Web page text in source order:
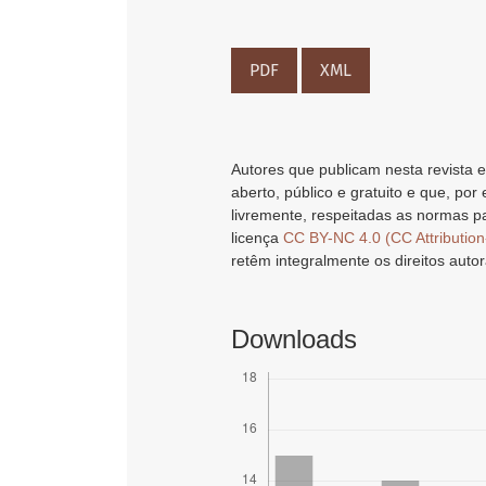
PDF XML
Autores que publicam nesta revista
aberto, público e gratuito e que, por
livremente, respeitadas as normas
licença CC BY-NC 4.0 (CC
retêm integralmente os direitos
Downloads